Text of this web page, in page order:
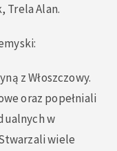
Trela Alan.
z Włoszczowy.
oraz popełniali
w
wiele